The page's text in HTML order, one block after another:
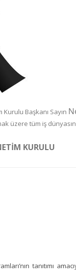
Başkanı Sayın
üzere tüm iş
KURULU
tanıtımı